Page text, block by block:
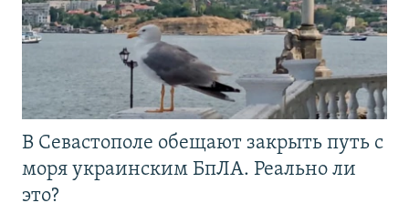
В Севастополе обещают закрыть путь с
моря украинским БпЛА. Реально ли
это?